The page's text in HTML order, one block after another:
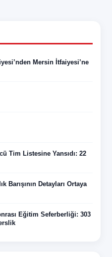
Mersin İtfaiyesi’ne
Tim Listesine Yansıdı: 22
Barışının Detayları Ortaya
Eğitim Seferberliği: 303